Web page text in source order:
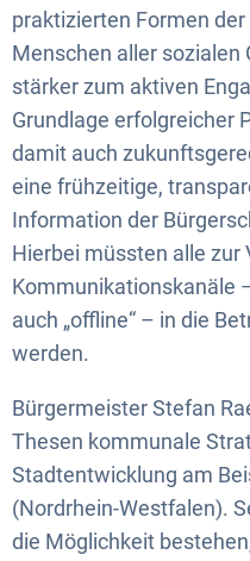
praktizierten Formen
Menschen aller sozialen
stärker zum aktiven
Grundlage erfolgreicher
damit auch
eine frühzeitige,
Information der
Hierbei müssten alle zur
Kommunikationskanäle
auch „offline“ – in die
werden.
Bürgermeister Stefan
Thesen kommunale
Stadtentwicklung am
(Nordrhein-Westfalen).
die Möglichkeit